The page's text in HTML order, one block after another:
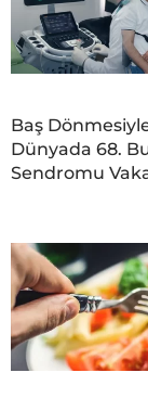
Baş
Dünyada 68.
Sendromu